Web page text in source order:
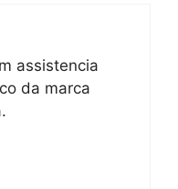
assistencia
da marca